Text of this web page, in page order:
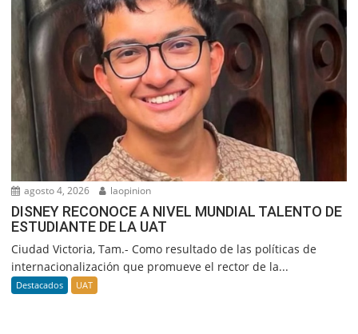
agosto 4, 2026 laopinion
DISNEY RECONOCE A NIVEL MUNDIAL TALENTO DE
ESTUDIANTE DE LA UAT
Ciudad Victoria, Tam.- Como resultado de las políticas de
internacionalización que promueve el rector de la...
Destacados UAT